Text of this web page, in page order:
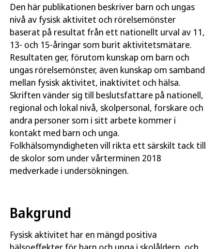
Den här publikationen beskriver barn och ungas
nivå av fysisk aktivitet och rörelsemönster
baserat på resultat från ett nationellt urval av 11,
13- och 15-åringar som burit aktivitetsmätare.
Resultaten ger, förutom kunskap om barn och
ungas rörelsemönster, även kunskap om samband
mellan fysisk aktivitet, inaktivitet och hälsa.
Skriften vänder sig till beslutsfattare på nationell,
regional och lokal nivå, skolpersonal, forskare och
andra personer som i sitt arbete kommer i
kontakt med barn och unga.
Folkhälsomyndigheten vill rikta ett särskilt tack till
de skolor som under vårterminen 2018
medverkade i undersökningen.
Bakgrund
Fysisk aktivitet har en mängd positiva